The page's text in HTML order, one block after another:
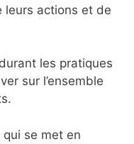
leurs actions et de
les pratiques
sur l’ensemble
se met en